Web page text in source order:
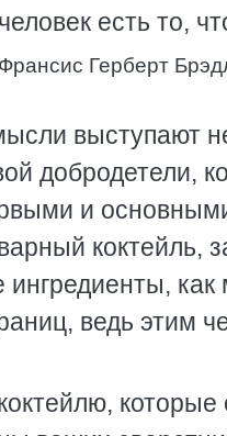
человек есть то,
Франсис Герберт
выступают
добродетели,
и
коктейль,
ведь этим
которые